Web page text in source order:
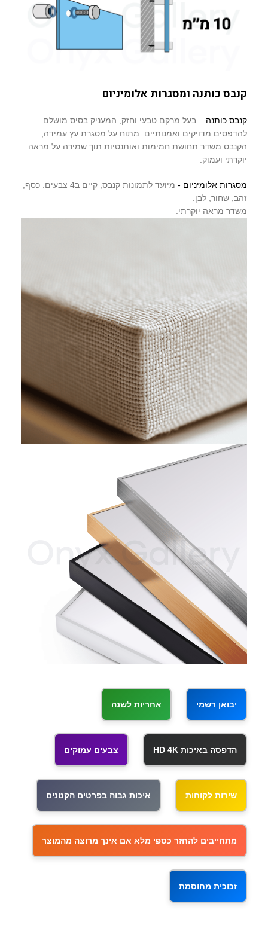
קנבס כותנה ומסגרות אלומיניום
קנבס כותנה – בעל מרקם טבעי וחזק, המעניק בסיס מושלם
להדפסים מדויקים ואמנותיים. מתוח על מסגרת עץ עמידה,
הקנבס משדר תחושת חמימות ואותנטיות תוך שמירה על מראה
יוקרתי ועמוק.
מסגרות אלומיניום -
מיועד לתמונות קנבס, קיים ב4 צבעים: כסף,
זהב, שחור, לבן.
משדר מראה יוקרתי.
יבואן רשמי אחריות לשנה
הדפסה באיכות HD 4K צבעים עמוקים
שירות לקוחות איכות גבוה בפרטים הקטנים
מתחייבים להחזר כספי מלא אם אינך מרוצה מהמוצר
זכוכית מחוסמת